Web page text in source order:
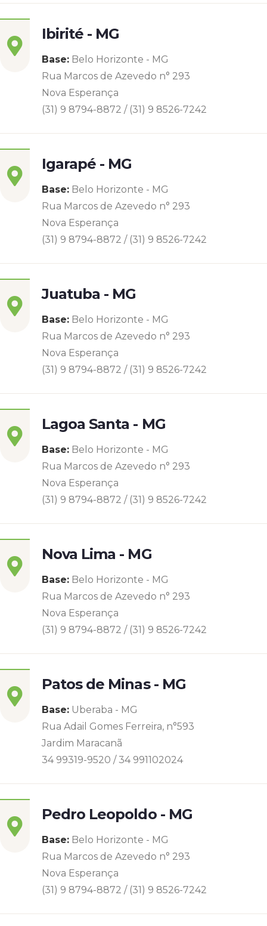
Ibirité - MG
Base: Belo Horizonte - MG
Rua Marcos de Azevedo n° 293
Nova Esperança
(31) 9 8794-8872 / (31) 9 8526-7242
Igarapé - MG
Base: Belo Horizonte - MG
Rua Marcos de Azevedo n° 293
Nova Esperança
(31) 9 8794-8872 / (31) 9 8526-7242
Juatuba - MG
Base: Belo Horizonte - MG
Rua Marcos de Azevedo n° 293
Nova Esperança
(31) 9 8794-8872 / (31) 9 8526-7242
Lagoa Santa - MG
Base: Belo Horizonte - MG
Rua Marcos de Azevedo n° 293
Nova Esperança
(31) 9 8794-8872 / (31) 9 8526-7242
Nova Lima - MG
Base: Belo Horizonte - MG
Rua Marcos de Azevedo n° 293
Nova Esperança
(31) 9 8794-8872 / (31) 9 8526-7242
Patos de Minas - MG
Base: Uberaba - MG
Rua Adail Gomes Ferreira, n°593
Jardim Maracanã
34 99319-9520 / 34 991102024
Pedro Leopoldo - MG
Base: Belo Horizonte - MG
Rua Marcos de Azevedo n° 293
Nova Esperança
(31) 9 8794-8872 / (31) 9 8526-7242